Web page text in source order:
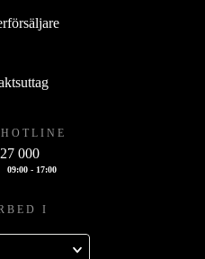
000
09:00 - 17:00
I